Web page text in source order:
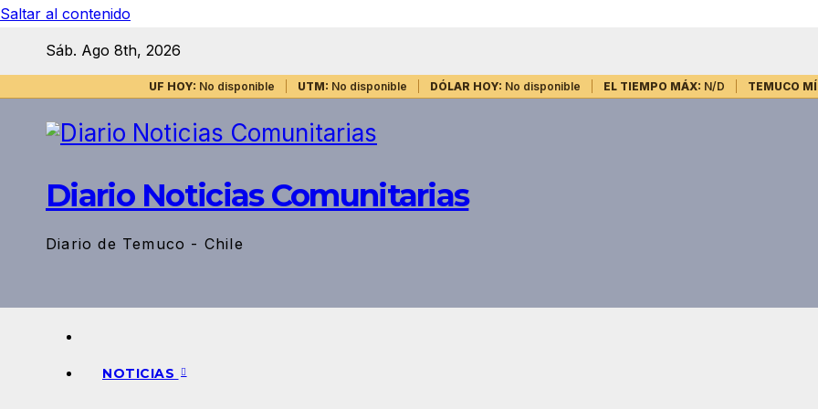
Saltar al contenido
Sáb. Ago 8th, 2026
UF HOY: No disponible UTM: No disponible DÓLAR HOY: No disponible EL TIEMPO MÁX: N/D TEMUCO
Diario Noticias Comunitarias
Diario de Temuco - Chile
NOTICIAS